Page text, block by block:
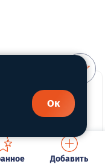
Добавить
Ок